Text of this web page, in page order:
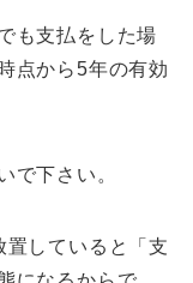
も支払をした場
点から5年の有効
で下さい。
していると「支